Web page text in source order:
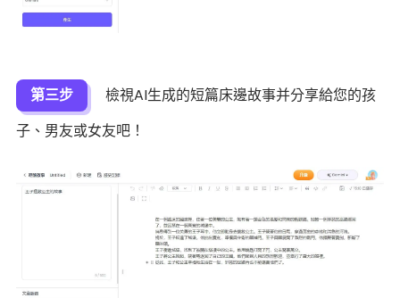
第三步
檢視AI生成的短篇床邊故事并分享給您的孩
子、男友或女友吧！